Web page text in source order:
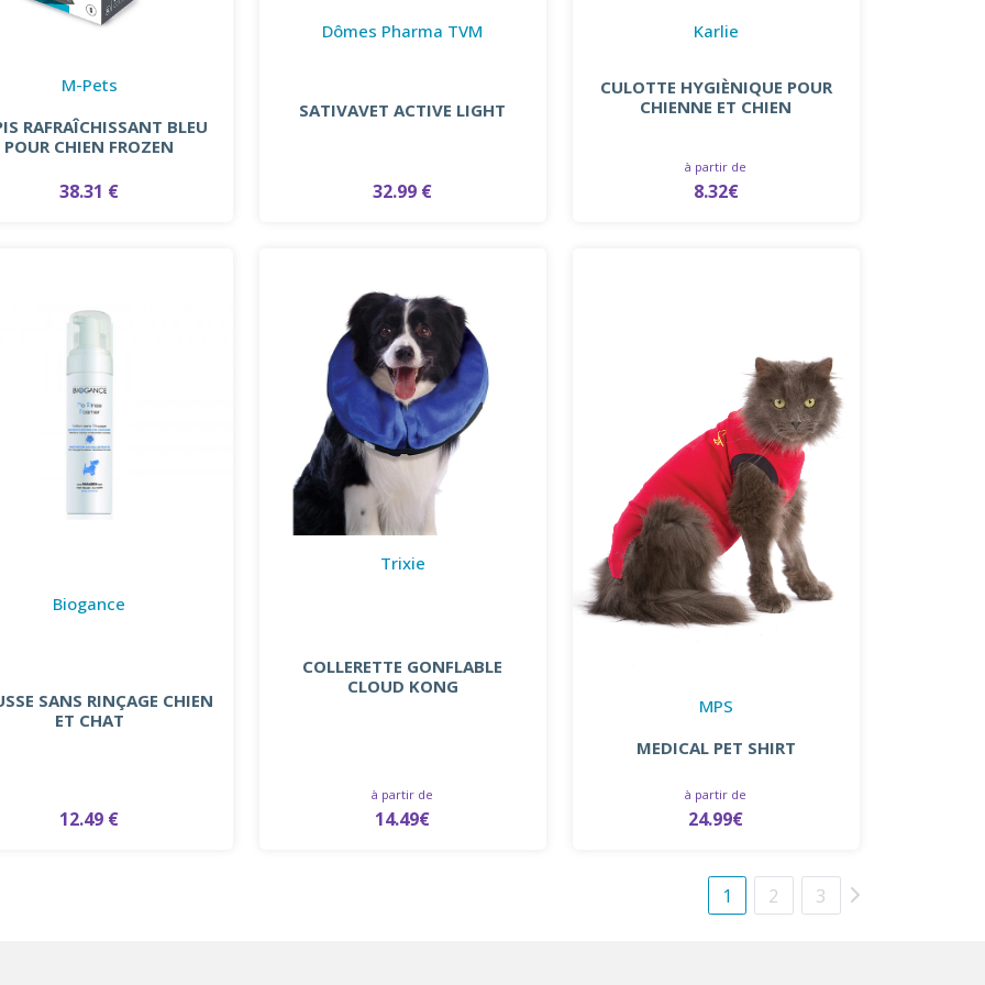
M-Pets
RAFRAÎCHISSANT BLEU
POUR CHIEN FROZEN
38.31 €
Dômes Pharma TVM
SATIVAVET ACTIVE LIGHT
32.99 €
Karlie
CULOTTE HYGIÈNIQUE POUR
CHIENNE ET CHIEN
à partir de
8.32€
Biogance
SANS RINÇAGE CHIEN
ET CHAT
12.49 €
Trixie
COLLERETTE GONFLABLE
CLOUD KONG
à partir de
14.49€
MPS
MEDICAL PET SHIRT
à partir de
24.99€
1 2 3